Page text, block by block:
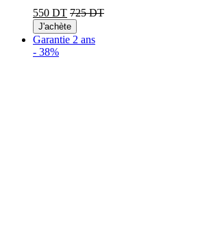
550 DT 725 DT
J'achète
Garantie 2 ans
- 38%